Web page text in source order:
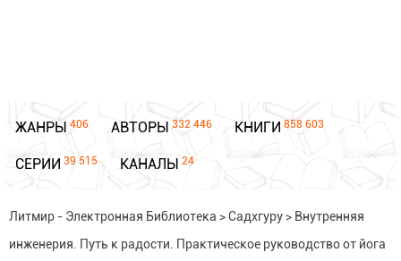
ЖАНРЫ 406 АВТОРЫ 332 446 КНИГИ 858 603
СЕРИИ 39 515 КАНАЛЫ 24
Литмир - Электронная Библиотека >Садхгуру > Внутренняя
инженерия. Путь к радости. Практическое руководство от йога